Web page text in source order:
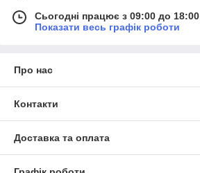
Сьогодні працює з 09:00 до 18:00
Показати весь графік роботи
Про нас
Контакти
Доставка та оплата